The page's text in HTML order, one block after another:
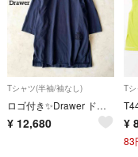
Tシャツ(半袖/袖なし)
ロゴ付き✨Drawer ドゥロワー コットンTシャツ ネイビー ロゴマーク
¥ 12,680
T
¥
83